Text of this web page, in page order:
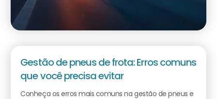
Gestão de pneus de frota: Erros comuns
que você precisa evitar
Conheça os erros mais comuns na gestão de pneus e